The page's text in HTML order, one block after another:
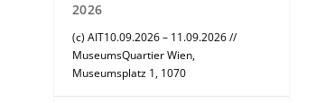
2026
(c) AIT10.09.2026 – 11.09.2026 //
MuseumsQuartier Wien,
Museumsplatz 1, 1070